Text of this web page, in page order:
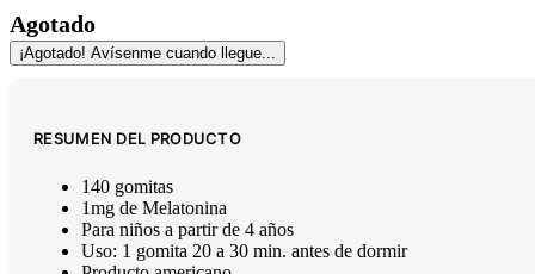
Agotado
¡Agotado! Avísenme cuando llegue...
RESUMEN DEL PRODUCTO
140 gomitas
1mg de Melatonina
Para niños a partir de 4 años
Uso: 1 gomita 20 a 30 min. antes de dormir